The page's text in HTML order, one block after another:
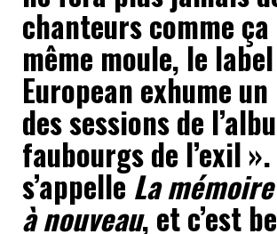
chanteurs comme
même moule, le
European exhume
des sessions de
faubourgs de l’exil ».
s’appelleLa
à nouveau, et c’est